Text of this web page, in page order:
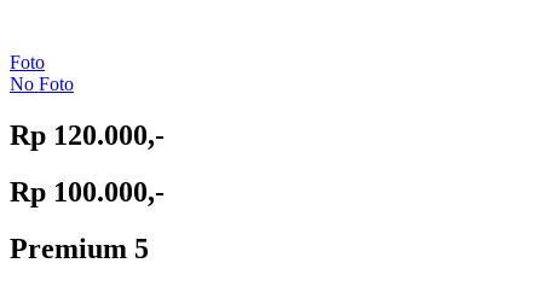
Foto
No Foto
Rp 120.000,-
Rp 100.000,-
Premium 5